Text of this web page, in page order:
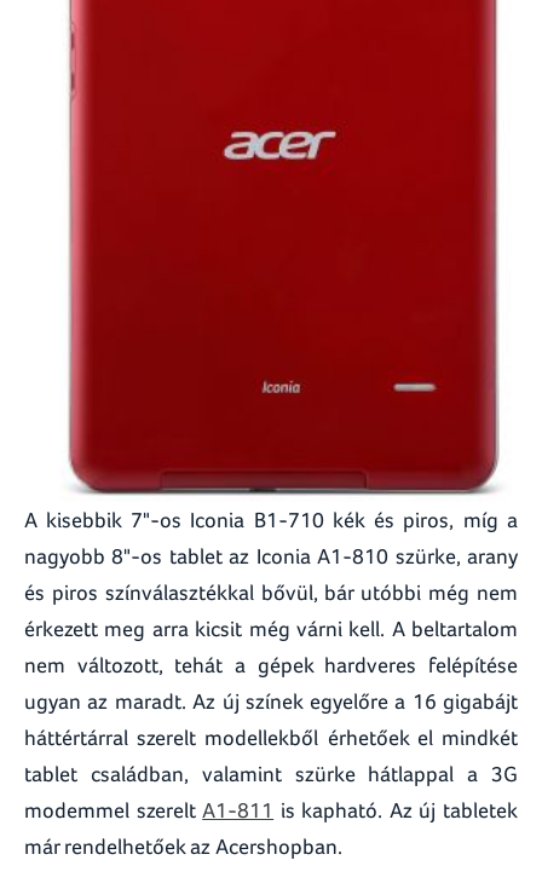
A kisebbik 7"-os Iconia B1-710 kék és piros, míg a
nagyobb 8"-os tablet az Iconia A1-810 szürke, arany
és piros színválasztékkal bővül, bár utóbbi még nem
érkezett meg arra kicsit még várni kell. A beltartalom
nem változott, tehát a gépek hardveres felépítése
ugyan az maradt. Az új színek egyelőre a 16 gigabájt
háttértárral szerelt modellekből érhetőek el mindkét
tablet családban, valamint szürke hátlappal a 3G
modemmel szerelt A1-811 is kapható. Az új tabletek
már rendelhetőek az Acershopban.